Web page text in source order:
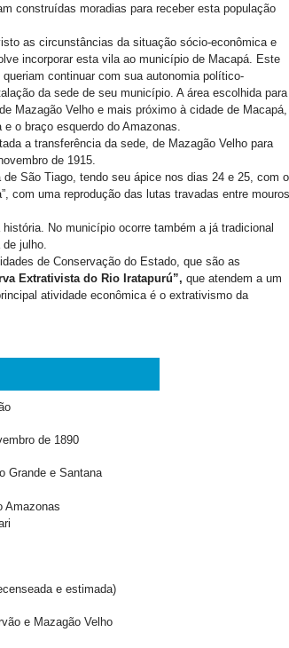
construídas moradias para receber esta população
as circunstâncias da situação sócio-econômica e
incorporar esta vila ao município de Macapá. Este
continuar com sua autonomia político-
da sede de seu município. A área escolhida para
Mazagão Velho e mais próximo à cidade de Macapá,
o braço esquerdo do Amazonas.
a transferência da sede, de Mazagão Velho para
de 1915.
São Tiago, tendo seu ápice nos dias 24 e 25, com o
com uma reprodução das lutas travadas entre mouros
No município ocorre também a já tradicional
de julho.
de Conservação do Estado, que são as
Extrativista do Rio Iratapurú”, que atendem a um
atividade econômica é o extrativismo da
de 1890
Grande e Santana
Amazonas
e estimada)
e Mazagão Velho